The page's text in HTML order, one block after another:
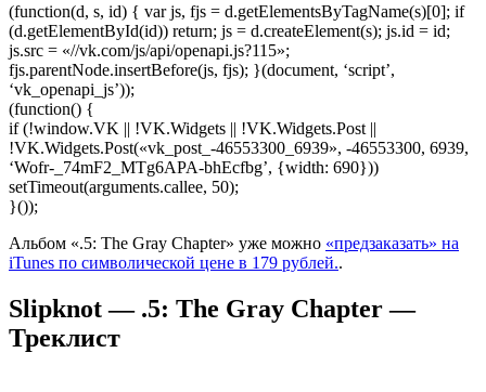
(function(d, s, id) { var js, fjs = d.getElementsByTagName(s)[0]; if
(d.getElementById(id)) return; js = d.createElement(s); js.id = id;
js.src = «//vk.com/js/api/openapi.js?115»;
fjs.parentNode.insertBefore(js, fjs); }(document, ‘script’,
‘vk_openapi_js’));
(function() {
if (!window.VK || !VK.Widgets || !VK.Widgets.Post ||
!VK.Widgets.Post(«vk_post_-46553300_6939», -46553300, 6939,
‘Wofr-_74mF2_MTg6APA-bhEcfbg’, {width: 690}))
setTimeout(arguments.callee, 50);
}());
Альбом «.5: The Gray Chapter» уже можно «предзаказать» на
iTunes по символической цене в 179 рублей..
Slipknot — .5: The Gray Chapter —
Треклист